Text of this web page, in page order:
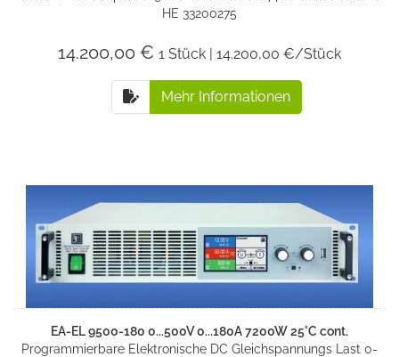
HE 33200275
14.200,00 € 1 Stück | 14.200,00 €/Stück
Mehr Informationen
EA-EL 9500-180 0...500V 0...180A 7200W 25°C cont.
Programmierbare Elektronische DC Gleichspannungs Last 0-